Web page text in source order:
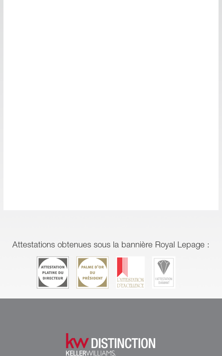
Attestations obtenues sous la bannière Royal Lepage :